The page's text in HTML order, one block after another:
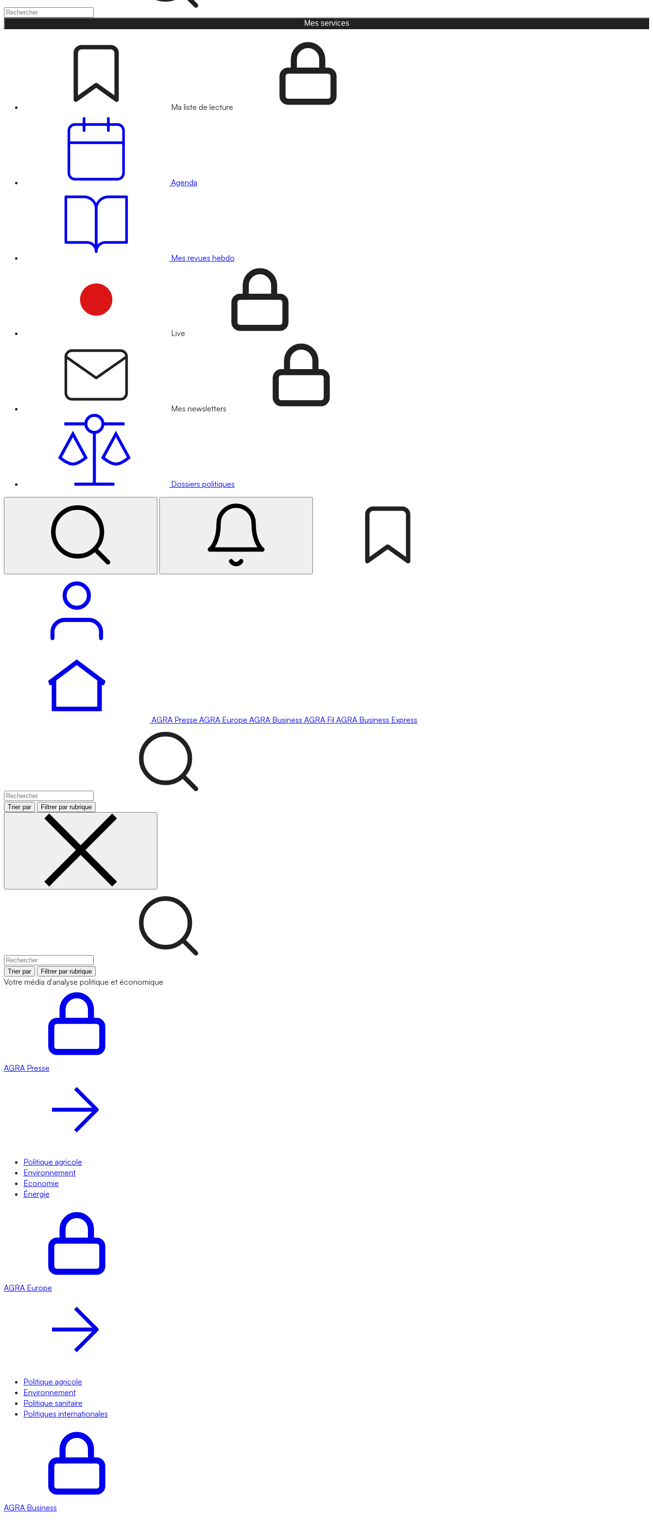
Mes services
Ma liste de lecture
Agenda
Mes revues hebdo
Live
Mes newsletters
Dossiers politiques
AGRA Presse AGRA Europe AGRA Business AGRA Fil AGRA Business Express
Trier par Filtrer par rubrique
Trier par Filtrer par rubrique
Votre média d'analyse politique et économique
AGRA Presse
Politique agricole
Environnement
Économie
Énergie
AGRA Europe
Politique agricole
Environnement
Politique sanitaire
Politiques internationales
AGRA Business